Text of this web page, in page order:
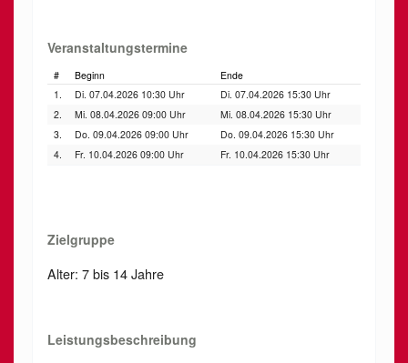
Veranstaltungstermine
# Beginn
Ende
1.
Di. 07.04.2026 10:30 Uhr
Di. 07.04.2026 15:30 Uhr
2.
Mi. 08.04.2026 09:00 Uhr
Mi. 08.04.2026 15:30 Uhr
3.
Do. 09.04.2026 09:00 Uhr
Do. 09.04.2026 15:30 Uhr
4.
Fr. 10.04.2026 09:00 Uhr Fr. 10.04.2026 15:30 Uhr
Zielgruppe
Alter: 7 bis 14 Jahre
Leistungsbeschreibung